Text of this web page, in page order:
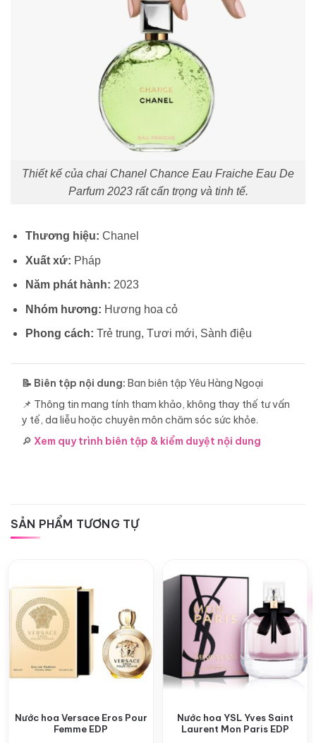
Thiết kế của chai Chanel Chance Eau Fraiche Eau De
Parfum 2023 rất cẩn trọng và tinh tế.
Thương hiệu: Chanel
Xuất xứ: Pháp
Năm phát hành: 2023
Nhóm hương: Hương hoa cỏ
Phong cách: Trẻ trung, Tươi mới, Sành điệu
📝 Biên tập nội dung: Ban biên tập Yêu Hàng Ngoại
📌 Thông tin mang tính tham khảo, không thay thế tư vấn
y tế, da liễu hoặc chuyên môn chăm sóc sức khỏe.
🔎 Xem quy trình biên tập & kiểm duyệt nội dung
SẢN PHẨM TƯƠNG TỰ
Nước hoa Versace Eros Pour
Femme EDP
Nước hoa YSL Yves Saint
Laurent Mon Paris EDP